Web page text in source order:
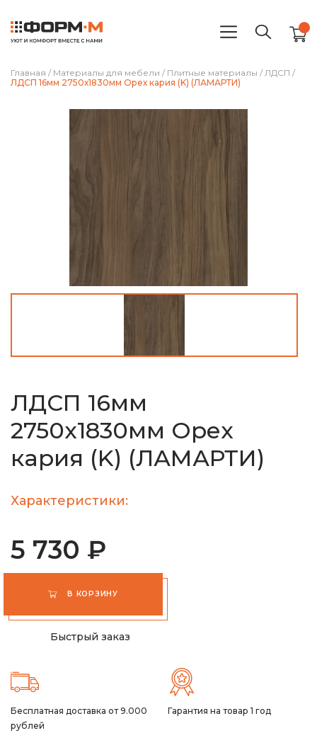
Главная / Материалы для мебели / Плитные материалы / ЛДСП /
ЛДСП 16мм 2750х1830мм Орех кария (K) (ЛАМАРТИ)
ЛДСП 16мм
2750х1830мм Орех
кария (K) (ЛАМАРТИ)
Характеристики:
5 730 ₽
В КОРЗИНУ
Быстрый заказ
Бесплатная доставка от 9.000
рублей
Гарантия на товар 1 год